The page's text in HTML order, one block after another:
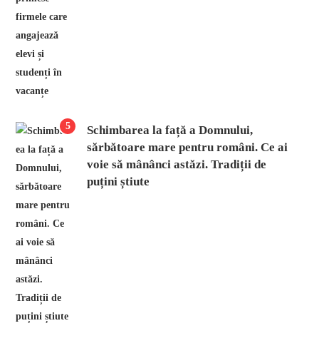
5
Schimbarea la față a Domnului,
sărbătoare mare pentru români. Ce ai
voie să mânânci astăzi. Tradiții de
puțini știute